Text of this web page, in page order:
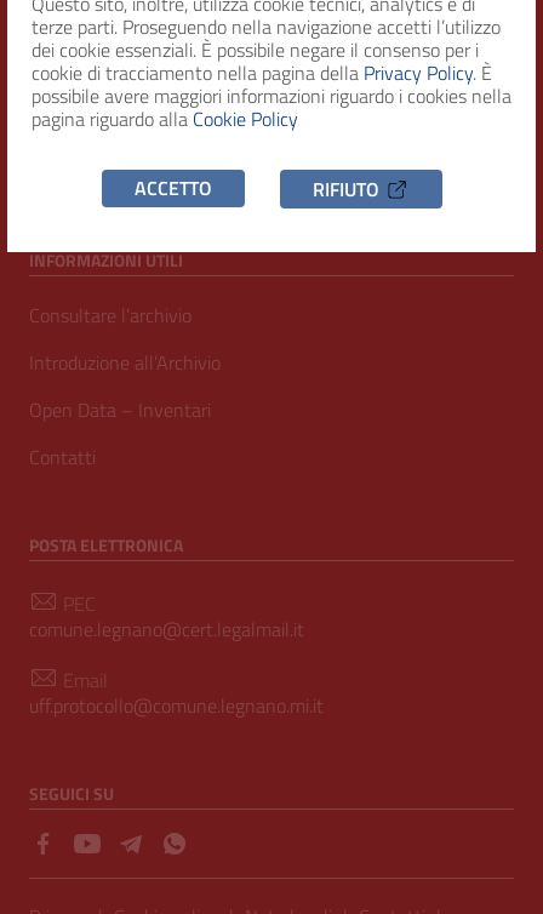
terze parti. Proseguendo nella navigazione accetti l’utilizzo
dei cookie essenziali. È possibile negare il consenso per i
cookie di tracciamento nella pagina della Privacy Policy. È
possibile avere maggiori informazioni riguardo i cookies nella
pagina riguardo alla Cookie Policy
ACCETTO RIFIUTO
20025, Legnano (MI)
Telefono
(+39) 0331471111
00807960158
INFORMAZIONI UTILI
Consultare l’archivio
Introduzione all’Archivio
Open Data – Inventari
Contatti
POSTA ELETTRONICA
PEC
comune.legnano@cert.legalmail.it
Email
uff.protocollo@comune.legnano.mi.it
SEGUICI SU